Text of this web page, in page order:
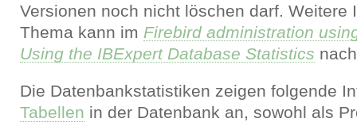
Versionen noch nicht löschen darf. Weitere
Thema kann im Firebird administration
Using the IBExpert Database Statistics
Die Datenbankstatistiken zeigen folgende
Tabellen in der Datenbank an, sowohl als